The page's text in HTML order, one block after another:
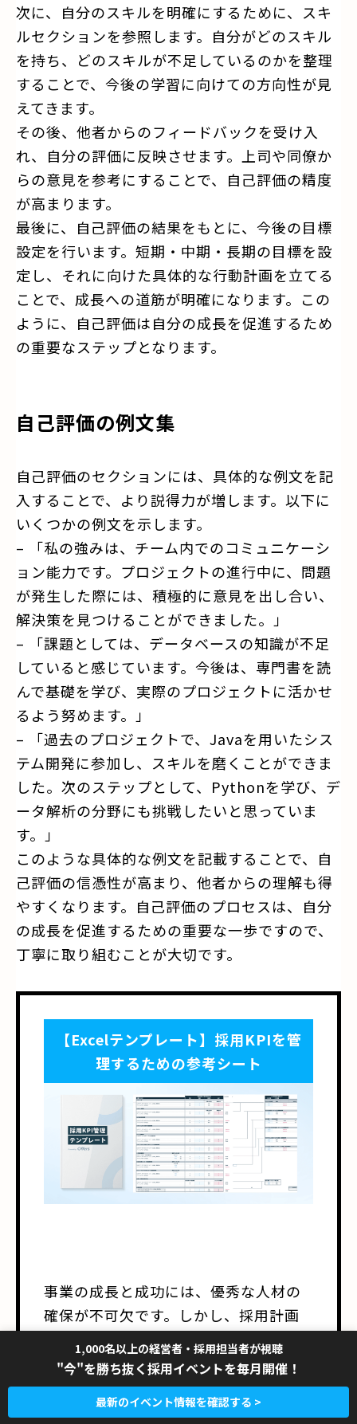
次に、自分のスキルを明確にするために、スキ
ルセクションを参照します。自分がどのスキル
を持ち、どのスキルが不足しているのかを整理
することで、今後の学習に向けての方向性が見
えてきます。
その後、他者からのフィードバックを受け入
れ、自分の評価に反映させます。上司や同僚か
らの意見を参考にすることで、自己評価の精度
が高まります。
最後に、自己評価の結果をもとに、今後の目標
設定を行います。短期・中期・長期の目標を設
定し、それに向けた具体的な行動計画を立てる
ことで、成長への道筋が明確になります。この
ように、自己評価は自分の成長を促進するため
の重要なステップとなります。
自己評価の例文集
自己評価のセクションには、具体的な例文を記
入することで、より説得力が増します。以下に
いくつかの例文を示します。
– 「私の強みは、チーム内でのコミュニケーシ
ョン能力です。プロジェクトの進行中に、問題
が発生した際には、積極的に意見を出し合い、
解決策を見つけることができました。」
– 「課題としては、データベースの知識が不足
していると感じています。今後は、専門書を読
んで基礎を学び、実際のプロジェクトに活かせ
るよう努めます。」
– 「過去のプロジェクトで、Javaを用いたシス
テム開発に参加し、スキルを磨くことができま
した。次のステップとして、Pythonを学び、デ
ータ解析の分野にも挑戦したいと思っていま
す。」
このような具体的な例文を記載することで、自
己評価の信憑性が高まり、他者からの理解も得
やすくなります。自己評価のプロセスは、自分
の成長を促進するための重要な一歩ですので、
丁寧に取り組むことが大切です。
【Excelテンプレート】採用KPIを管
理するための参考シート
事業の成長と成功には、優秀な人材の
確保が不可欠です。しかし、採用計画
の作成と実行には、多くの企業が苦労
しているのが現状です。 採用計画の重
要性を理解し、その作成方法と具体的
な内容、KPIの設定と追跡方法につい
1,000名以上の経営者・採用担当者が視聴
"今"を勝ち抜く採用イベントを毎月開催！
最新のイベント情報を確認する >